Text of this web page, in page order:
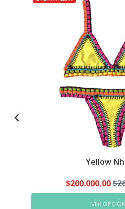
Yellow
$200.000,00
VER